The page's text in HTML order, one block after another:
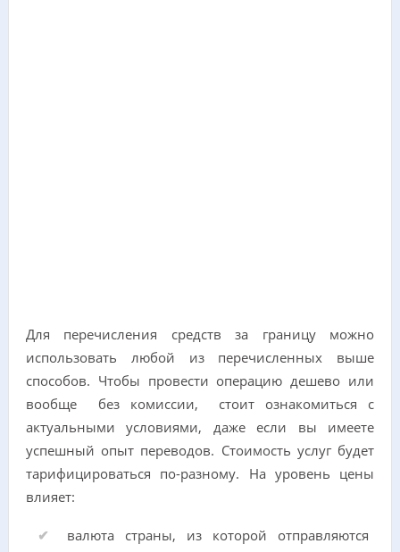
Для перечисления средств за границу можно
использовать любой из перечисленных выше
способов. Чтобы провести операцию дешево или
вообще без комиссии, стоит ознакомиться с
актуальными условиями, даже если вы имеете
успешный опыт переводов. Стоимость услуг будет
тарифицироваться по-разному. На уровень цены
влияет:
валюта страны, из которой отправляются